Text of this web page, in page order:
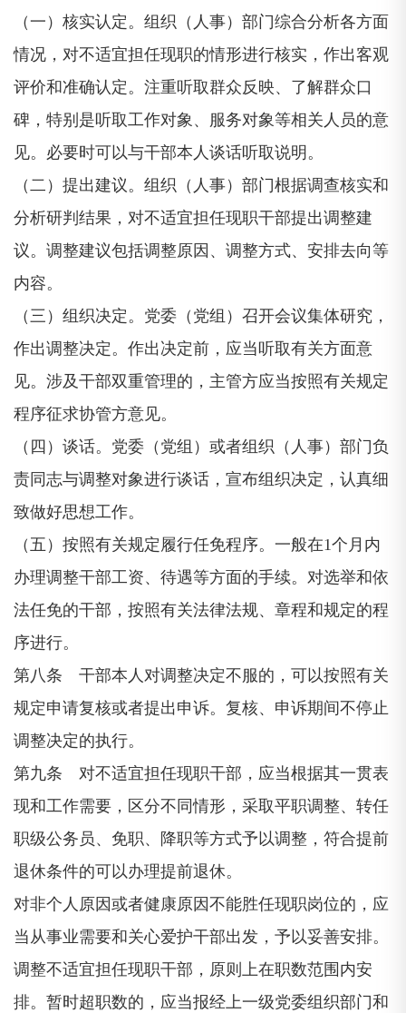
（一）核实认定。组织（人事）部门综合分析各方面
情况，对不适宜担任现职的情形进行核实，作出客观
评价和准确认定。注重听取群众反映、了解群众口
碑，特别是听取工作对象、服务对象等相关人员的意
见。必要时可以与干部本人谈话听取说明。
（二）提出建议。组织（人事）部门根据调查核实和
分析研判结果，对不适宜担任现职干部提出调整建
议。调整建议包括调整原因、调整方式、安排去向等
内容。
（三）组织决定。党委（党组）召开会议集体研究，
作出调整决定。作出决定前，应当听取有关方面意
见。涉及干部双重管理的，主管方应当按照有关规定
程序征求协管方意见。
（四）谈话。党委（党组）或者组织（人事）部门负
责同志与调整对象进行谈话，宣布组织决定，认真细
致做好思想工作。
（五）按照有关规定履行任免程序。一般在1个月内
办理调整干部工资、待遇等方面的手续。对选举和依
法任免的干部，按照有关法律法规、章程和规定的程
序进行。
第八条 干部本人对调整决定不服的，可以按照有关
规定申请复核或者提出申诉。复核、申诉期间不停止
调整决定的执行。
第九条 对不适宜担任现职干部，应当根据其一贯表
现和工作需要，区分不同情形，采取平职调整、转任
职级公务员、免职、降职等方式予以调整，符合提前
退休条件的可以办理提前退休。
对非个人原因或者健康原因不能胜任现职岗位的，应
当从事业需要和关心爱护干部出发，予以妥善安排。
调整不适宜担任现职干部，原则上在职数范围内安
排。暂时超职数的，应当报经上一级党委组织部门和